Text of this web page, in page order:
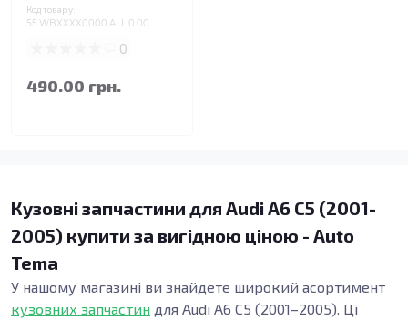
Код товару:
55.WBXXXX0000.ALL.0.00
0
490.00 грн.
Кузовні запчастини для Audi A6 C5 (2001-
2005) купити за вигідною ціною - Auto
Tema
У нашому магазині ви знайдете широкий асортимент
кузовних запчастин для Audi A6 C5 (2001–2005). Ці